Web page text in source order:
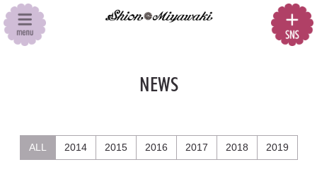
NEWS
ALL 2014 2015 2016 2017 2018 2019